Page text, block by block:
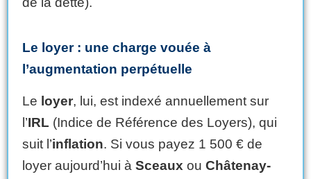
Le loyer : une charge vouée à
l’augmentation perpétuelle
Le loyer, lui, est indexé annuellement sur
l’IRL (Indice de Référence des Loyers), qui
suit l’inflation. Si vous payez 1 500 € de
loyer aujourd’hui à Sceaux ou Châtenay-